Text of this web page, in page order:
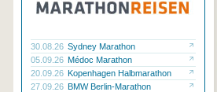
30.08.26 Sydney Marathon
05.09.26 Médoc Marathon
20.09.26 Kopenhagen Halbmarathon
27.09.26 BMW Berlin-Marathon